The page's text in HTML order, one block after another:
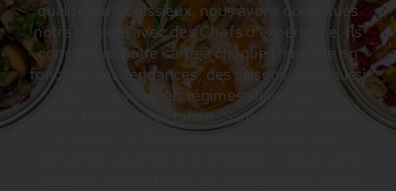
qualité sur Vénissieux, nous avons constitués
notre brigade avec des Chefs d’expérience. Ils
conçoivent notre carte à chaque trimestre en
fonction des tendances, des saisons, mais aussi
de vos éventuels régimes alimentaires
spécifiques (Végétarien, Sans Gluten, Sans
Toujours conçus dans une